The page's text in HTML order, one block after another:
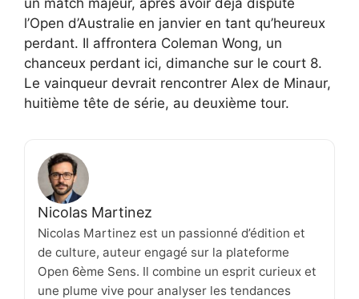
l’Open d’Australie en janvier en tant qu’heureux
perdant. Il affrontera Coleman Wong, un
chanceux perdant ici, dimanche sur le court 8.
Le vainqueur devrait rencontrer Alex de Minaur,
huitième tête de série, au deuxième tour.
Nicolas Martinez
Nicolas Martinez est un passionné d’édition et
de culture, auteur engagé sur la plateforme
Open 6ème Sens. Il combine un esprit curieux et
une plume vive pour analyser les tendances